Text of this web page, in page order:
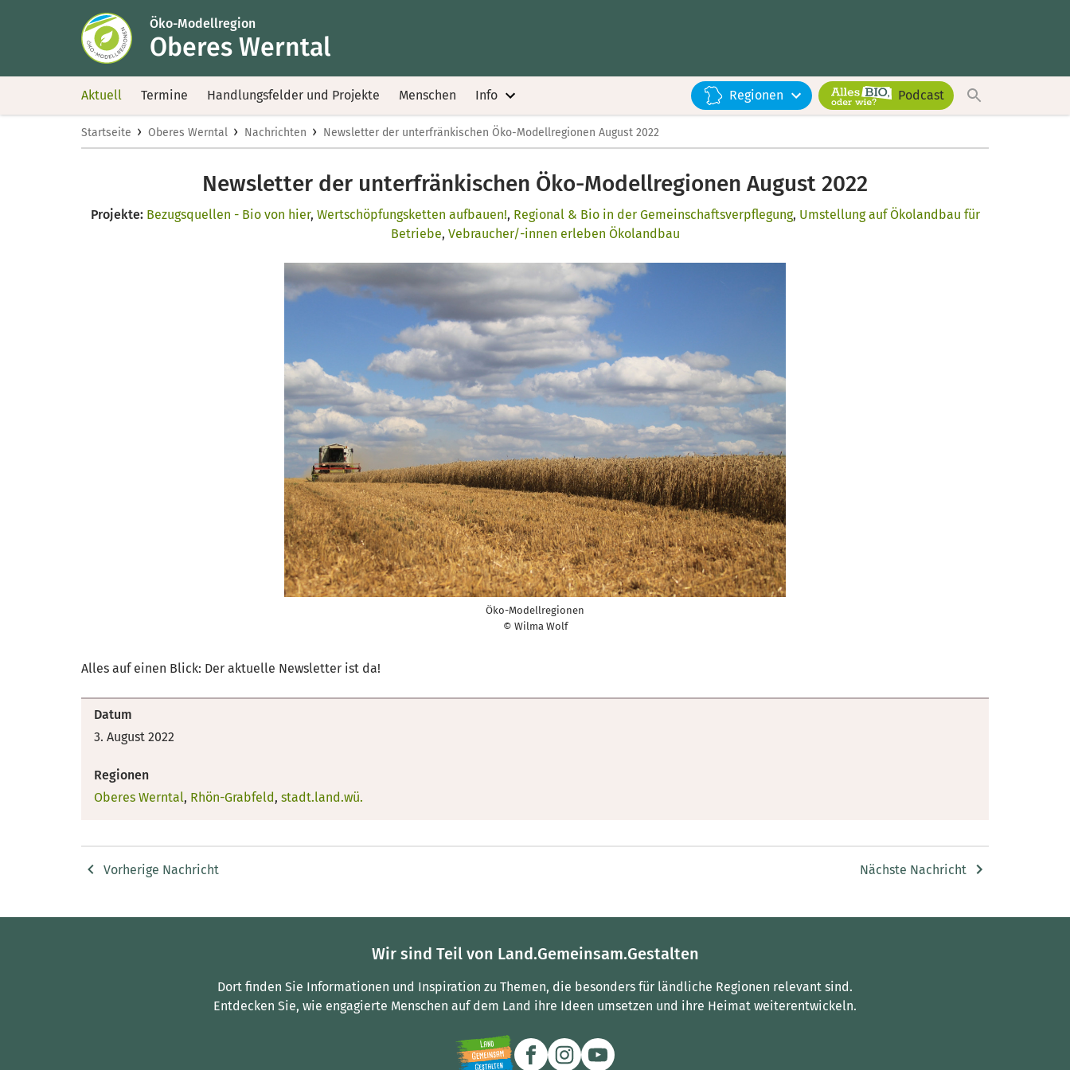
Öko-Modellregion
Oberes Werntal
Aktuell Termine Handlungsfelder und Projekte Menschen Info Regionen Podcast
Startseite › Oberes Werntal › Nachrichten › Newsletter der unterfränkischen Öko-Modellregionen August 2022
Newsletter der unterfränkischen Öko-Modellregionen August 2022
Projekte: Bezugsquellen - Bio von hier, Wertschöpfungsketten aufbauen!, Regional & Bio in der Gemeinschaftsverpflegung, Umstellung auf Ökolandbau für
Betriebe, Vebraucher/-innen erleben Ökolandbau
Öko-Modellregionen
© Wilma Wolf
Alles auf einen Blick: Der aktuelle Newsletter ist da!
Datum
3. August 2022
Regionen
Oberes Werntal, Rhön-Grabfeld, stadt.land.wü.
Vorherige Nachricht Nächste Nachricht
Wir sind Teil von Land.Gemeinsam.Gestalten
Dort finden Sie Informationen und Inspiration zu Themen, die besonders für ländliche Regionen relevant sind.
Entdecken Sie, wie engagierte Menschen auf dem Land ihre Ideen umsetzen und ihre Heimat weiterentwickeln.